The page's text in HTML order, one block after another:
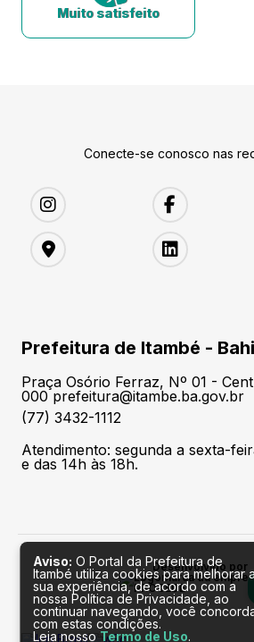
Muito satisfeito
Conecte-se conosco nas
Prefeitura de Itambé -
Praça Osório Ferraz, Nº 01 -
000 prefeitura@itambe.ba.gov.br
(77) 3432-1112
Atendimento: segunda a sexta-
e das 14h às 18h.
Desenvolvido por
Aviso: O Portal da Prefeitura de
Itambé utiliza cookies para melhorar
sua experiência, de acordo com a
nossa Política de Privacidade, ao
continuar navegando, você
com estas condições.
Leia nosso Termo de Uso.